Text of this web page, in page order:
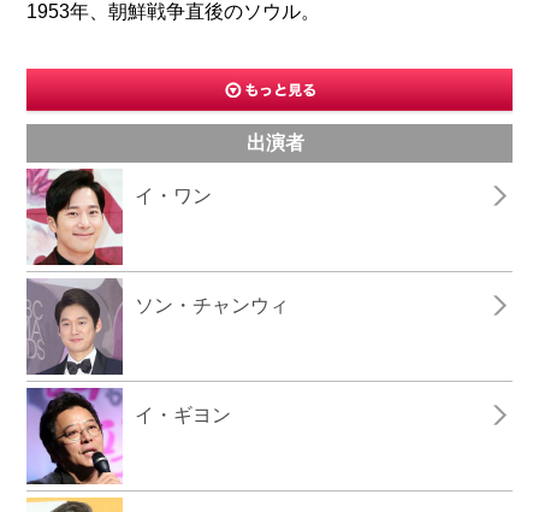
1953年、朝鮮戦争直後のソウル。
出演者
イ・ワン
ソン・チャンウィ
イ・ギヨン